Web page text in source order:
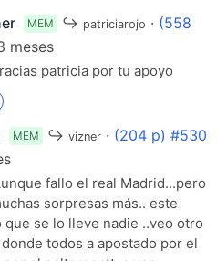
MEM ↪ patriciarojo · (558
meses
patricia por tu apoyo
MEM ↪vizner · (204 p) #530
fallo el real Madrid...pero
sorpresas más.. este
que se lo lleve nadie ..veo otro
todos a apostado por el